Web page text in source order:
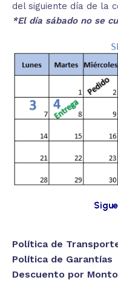
del siguiente día de la
*El día sábado no se
Política de
Política de Garantías
Descuento por Monto